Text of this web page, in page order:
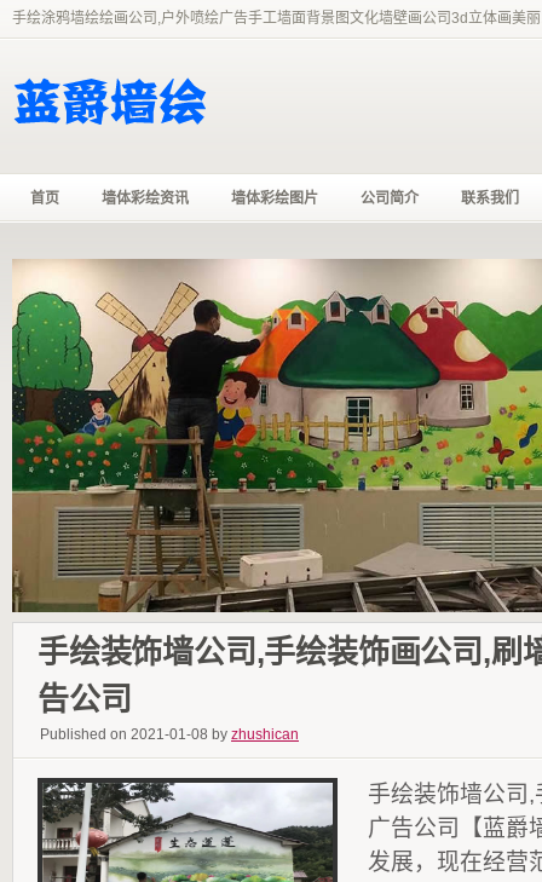
手绘涂鸦墙绘绘画公司,户外喷绘广告手工墙面背景图文化墙壁画公司3d立体画美
首页 墙体彩绘资讯 墙体彩绘图片 公司简介 联系我们
手绘装饰墙公司,手绘装饰画公司,刷
告公司
Published on 2021-01-08 by zhushican
手绘装饰墙公司
广告公司【蓝爵
发展，现在经营